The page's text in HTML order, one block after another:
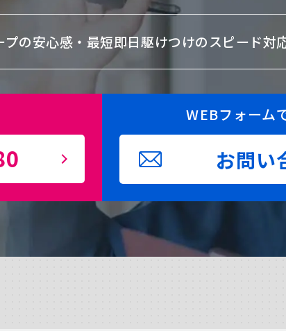
の安心感・ 最短即日駆けつけのスピード対
WEBフォーム
お問い